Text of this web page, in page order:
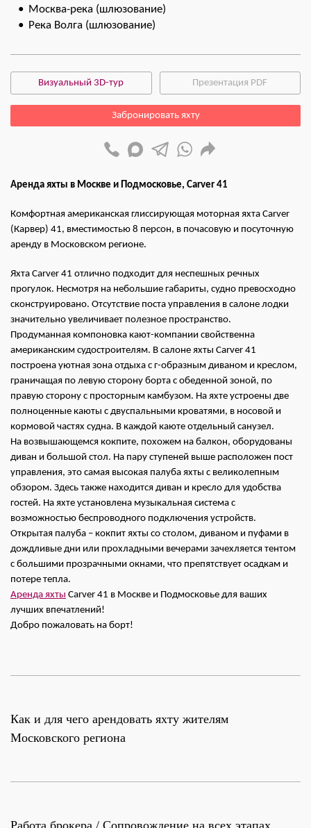
Москва-река (шлюзование)
Река Волга (шлюзование)
Визуальный 3D-тур Презентация PDF
Забронировать яхту
Аренда яхты в Москве и Подмосковье, Carver 41
Комфортная американская глиссирующая моторная яхта Carver
(Карвер) 41, вместимостью 8 персон, в почасовую и посуточную
аренду в Московском регионе.
Яхта Carver 41 отлично подходит для неспешных речных
прогулок. Несмотря на небольшие габариты, судно превосходно
сконструировано. Отсутствие поста управления в салоне лодки
значительно увеличивает полезное пространство.
Продуманная компоновка кают-компании свойственна
американским судостроителям. В салоне яхты Carver 41
построена уютная зона отдыха с г-образным диваном и креслом,
граничащая по левую сторону борта с обеденной зоной, по
правую сторону с просторным камбузом. На яхте устроены две
полноценные каюты с двуспальными кроватями, в носовой и
кормовой частях судна. В каждой каюте отдельный санузел.
На возвышающемся кокпите, похожем на балкон, оборудованы
диван и большой стол. На пару ступеней выше расположен пост
управления, это самая высокая палуба яхты с великолепным
обзором. Здесь также находится диван и кресло для удобства
гостей. На яхте установлена музыкальная система с
возможностью беспроводного подключения устройств.
Открытая палуба – кокпит яхты со столом, диваном и пуфами в
дождливые дни или прохладными вечерами зачехляется тентом
с большими прозрачными окнами, что препятствует осадкам и
потере тепла.
Аренда яхты Carver 41 в Москве и Подмосковье для ваших
лучших впечатлений!
Добро пожаловать на борт!
Как и для чего арендовать яхту жителям
Московского региона
Работа брокера / Сопровождение на всех этапах